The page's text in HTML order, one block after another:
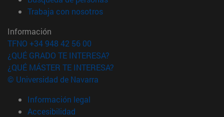
Trabaja con nosotros(abre en nueva ventana)
Información
TFNO +34 948 42 56 00
¿QUÉ GRADO TE INTERESA?
¿QUÉ MÁSTER TE INTERESA?
© Universidad de Navarra
Información legal
Accesibilidad